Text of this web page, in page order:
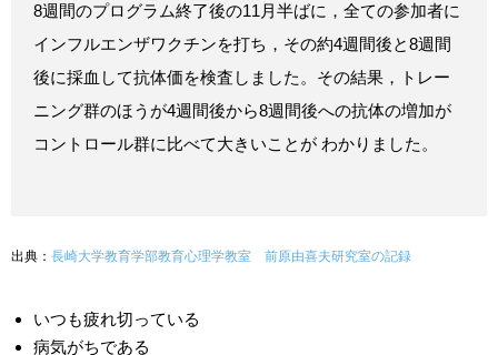
8週間のプログラム終了後の11月半ばに，全ての参加者に
インフルエンザワクチンを打ち，その約4週間後と8週間
後に採血して抗体価を検査しました。その結果，トレー
ニング群のほうが4週間後から8週間後への抗体の増加が
コントロール群に比べて大きいことが わかりました。
出典： 長崎大学教育学部教育心理学教室 前原由喜夫研究室の記録
いつも疲れ切っている
病気がちである